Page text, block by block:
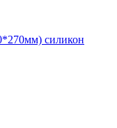
силикон